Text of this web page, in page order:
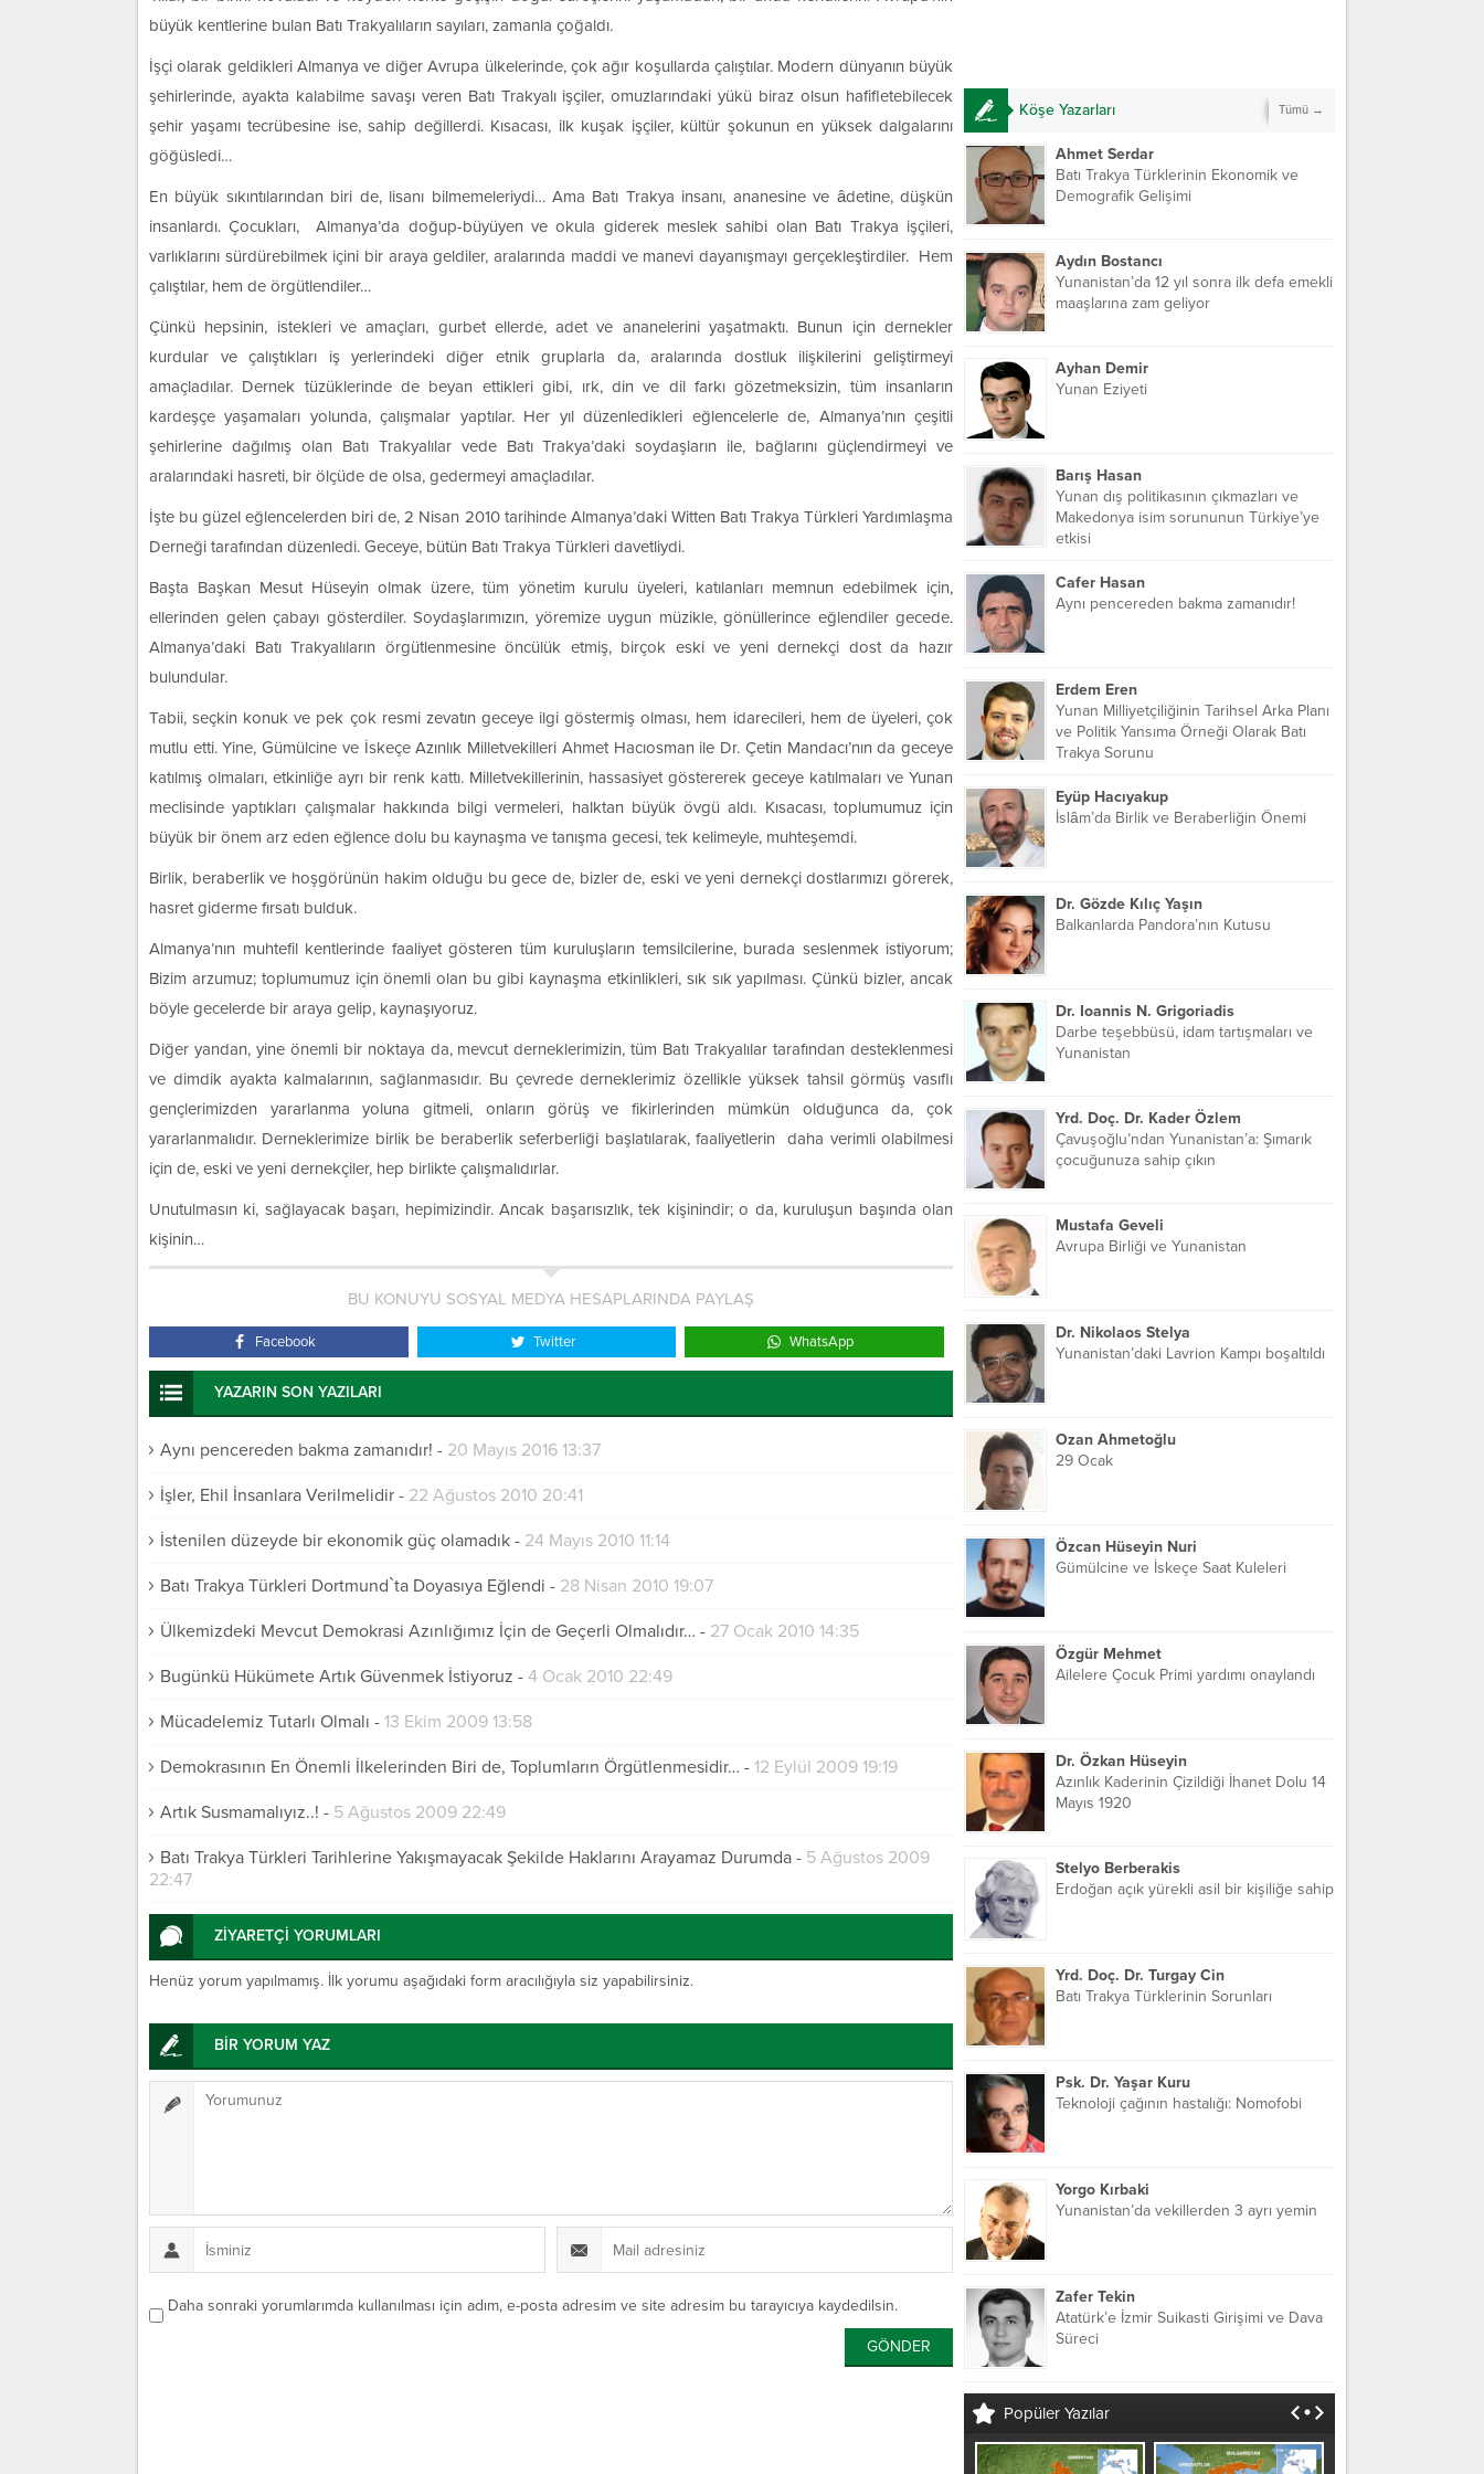
büyük kentlerine bulan Batı Trakyalıların sayıları, zamanla çoğaldı.
İşçi olarak geldikleri Almanya ve diğer Avrupa ülkelerinde, çok ağır koşullarda çalıştılar. Modern dünyanın büyük
şehirlerinde, ayakta kalabilme savaşı veren Batı Trakyalı işçiler, omuzlarındaki yükü biraz olsun hafifletebilecek
şehir yaşamı tecrübesine ise, sahip değillerdi. Kısacası, ilk kuşak işçiler, kültür şokunun en yüksek dalgalarını
göğüsledi…
En büyük sıkıntılarından biri de, lisanı bilmemeleriydi… Ama Batı Trakya insanı, ananesine ve âdetine, düşkün
insanlardı. Çocukları, Almanya’da doğup-büyüyen ve okula giderek meslek sahibi olan Batı Trakya işçileri,
varlıklarını sürdürebilmek içini bir araya geldiler, aralarında maddi ve manevi dayanışmayı gerçekleştirdiler. Hem
çalıştılar, hem de örgütlendiler…
Çünkü hepsinin, istekleri ve amaçları, gurbet ellerde, adet ve ananelerini yaşatmaktı. Bunun için dernekler
kurdular ve çalıştıkları iş yerlerindeki diğer etnik gruplarla da, aralarında dostluk ilişkilerini geliştirmeyi
amaçladılar. Dernek tüzüklerinde de beyan ettikleri gibi, ırk, din ve dil farkı gözetmeksizin, tüm insanların
kardeşçe yaşamaları yolunda, çalışmalar yaptılar. Her yıl düzenledikleri eğlencelerle de, Almanya’nın çeşitli
şehirlerine dağılmış olan Batı Trakyalılar vede Batı Trakya’daki soydaşların ile, bağlarını güçlendirmeyi ve
aralarındaki hasreti, bir ölçüde de olsa, gedermeyi amaçladılar.
İşte bu güzel eğlencelerden biri de, 2 Nisan 2010 tarihinde Almanya’daki Witten Batı Trakya Türkleri Yardımlaşma
Derneği tarafından düzenledi. Geceye, bütün Batı Trakya Türkleri davetliydi.
Başta Başkan Mesut Hüseyin olmak üzere, tüm yönetim kurulu üyeleri, katılanları memnun edebilmek için,
ellerinden gelen çabayı gösterdiler. Soydaşlarımızın, yöremize uygun müzikle, gönüllerince eğlendiler gecede.
Almanya’daki Batı Trakyalıların örgütlenmesine öncülük etmiş, birçok eski ve yeni dernekçi dost da hazır
bulundular.
Tabii, seçkin konuk ve pek çok resmi zevatın geceye ilgi göstermiş olması, hem idarecileri, hem de üyeleri, çok
mutlu etti. Yine, Gümülcine ve İskeçe Azınlık Milletvekilleri Ahmet Hacıosman ile Dr. Çetin Mandacı’nın da geceye
katılmış olmaları, etkinliğe ayrı bir renk kattı. Milletvekillerinin, hassasiyet göstererek geceye katılmaları ve Yunan
meclisinde yaptıkları çalışmalar hakkında bilgi vermeleri, halktan büyük övgü aldı. Kısacası, toplumumuz için
büyük bir önem arz eden eğlence dolu bu kaynaşma ve tanışma gecesi, tek kelimeyle, muhteşemdi.
Birlik, beraberlik ve hoşgörünün hakim olduğu bu gece de, bizler de, eski ve yeni dernekçi dostlarımızı görerek,
hasret giderme fırsatı bulduk.
Almanya’nın muhtefil kentlerinde faaliyet gösteren tüm kuruluşların temsilcilerine, burada seslenmek istiyorum;
Bizim arzumuz; toplumumuz için önemli olan bu gibi kaynaşma etkinlikleri, sık sık yapılması. Çünkü bizler, ancak
böyle gecelerde bir araya gelip, kaynaşıyoruz.
Diğer yandan, yine önemli bir noktaya da, mevcut derneklerimizin, tüm Batı Trakyalılar tarafından desteklenmesi
ve dimdik ayakta kalmalarının, sağlanmasıdır. Bu çevrede derneklerimiz özellikle yüksek tahsil görmüş vasıflı
gençlerimizden yararlanma yoluna gitmeli, onların görüş ve fikirlerinden mümkün olduğunca da, çok
yararlanmalıdır. Derneklerimize birlik be beraberlik seferberliği başlatılarak, faaliyetlerin daha verimli olabilmesi
için de, eski ve yeni dernekçiler, hep birlikte çalışmalıdırlar.
Unutulmasın ki, sağlayacak başarı, hepimizindir. Ancak başarısızlık, tek kişinindir; o da, kuruluşun başında olan
kişinin…
BU KONUYU SOSYAL MEDYA HESAPLARINDA PAYLAŞ
Facebook Twitter WhatsApp
YAZARIN SON YAZILARI
Aynı pencereden bakma zamanıdır! - 20 Mayıs 2016 13:37
İşler, Ehil İnsanlara Verilmelidir - 22 Ağustos 2010 20:41
İstenilen düzeyde bir ekonomik güç olamadık - 24 Mayıs 2010 11:14
Batı Trakya Türkleri Dortmund`ta Doyasıya Eğlendi - 28 Nisan 2010 19:07
Ülkemizdeki Mevcut Demokrasi Azınlığımız İçin de Geçerli Olmalıdır… - 27 Ocak 2010 14:35
Bugünkü Hükümete Artık Güvenmek İstiyoruz - 4 Ocak 2010 22:49
Mücadelemiz Tutarlı Olmalı - 13 Ekim 2009 13:58
Demokrasının En Önemli İlkelerinden Biri de, Toplumların Örgütlenmesidir… - 12 Eylül 2009 19:19
Artık Susmamalıyız..! - 5 Ağustos 2009 22:49
Batı Trakya Türkleri Tarihlerine Yakışmayacak Şekilde Haklarını Arayamaz Durumda - 5 Ağustos 2009
22:47
ZİYARETÇİ YORUMLARI
Henüz yorum yapılmamış. İlk yorumu aşağıdaki form aracılığıyla siz yapabilirsiniz.
BİR YORUM YAZ
Daha sonraki yorumlarımda kullanılması için adım, e-posta adresim ve site adresim bu tarayıcıya kaydedilsin.
Köşe Yazarları Tümü →
Ahmet Serdar
Batı Trakya Türklerinin Ekonomik ve
Demografik Gelişimi
Aydın Bostancı
Yunanistan’da 12 yıl sonra ilk defa emekli
maaşlarına zam geliyor
Ayhan Demir
Yunan Eziyeti
Barış Hasan
Yunan dış politikasının çıkmazları ve
Makedonya isim sorununun Türkiye’ye
etkisi
Cafer Hasan
Aynı pencereden bakma zamanıdır!
Erdem Eren
Yunan Milliyetçiliğinin Tarihsel Arka Planı
ve Politik Yansıma Örneği Olarak Batı
Trakya Sorunu
Eyüp Hacıyakup
İslâm’da Birlik ve Beraberliğin Önemi
Dr. Gözde Kılıç Yaşın
Balkanlarda Pandora’nın Kutusu
Dr. Ioannis N. Grigoriadis
Darbe teşebbüsü, idam tartışmaları ve
Yunanistan
Yrd. Doç. Dr. Kader Özlem
Çavuşoğlu’ndan Yunanistan’a: Şımarık
çocuğunuza sahip çıkın
Mustafa Geveli
Avrupa Birliği ve Yunanistan
Dr. Nikolaos Stelya
Yunanistan’daki Lavrion Kampı boşaltıldı
Ozan Ahmetoğlu
29 Ocak
Özcan Hüseyin Nuri
Gümülcine ve İskeçe Saat Kuleleri
Özgür Mehmet
Ailelere Çocuk Primi yardımı onaylandı
Dr. Özkan Hüseyin
Azınlık Kaderinin Çizildiği İhanet Dolu 14
Mayıs 1920
Stelyo Berberakis
Erdoğan açık yürekli asil bir kişiliğe sahip
Yrd. Doç. Dr. Turgay Cin
Batı Trakya Türklerinin Sorunları
Psk. Dr. Yaşar Kuru
Teknoloji çağının hastalığı: Nomofobi
Yorgo Kırbaki
Yunanistan’da vekillerden 3 ayrı yemin
Zafer Tekin
Atatürk’e İzmir Suikasti Girişimi ve Dava
Süreci
Popüler Yazılar